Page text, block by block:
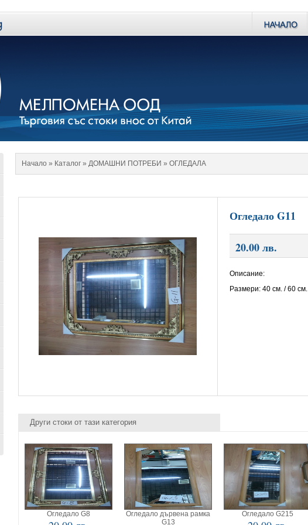
Начало » Каталог » ДОМАШНИ ПОТРЕБИ » ОГЛЕДАЛА
Огледало G11
20.00 лв.
Описание:
Размери: 40 см. / 60 см.
Други стоки от тази категория
Огледало G8
Огледало дървена рамка
G13
Огледало G215